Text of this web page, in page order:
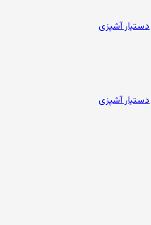
دستیار آشپزی
دستیار آشپزی